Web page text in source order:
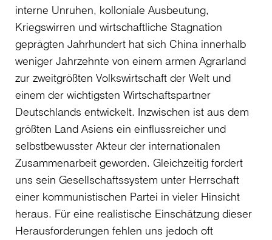
interne Unruhen, kolloniale Ausbeutung,
Kriegswirren und wirtschaftliche Stagnation
geprägten Jahrhundert hat sich China innerhalb
weniger Jahrzehnte von einem armen Agrarland
zur zweitgrößten Volkswirtschaft der Welt und
einem der wichtigsten Wirtschaftspartner
Deutschlands entwickelt. Inzwischen ist aus dem
größten Land Asiens ein einflussreicher und
selbstbewusster Akteur der internationalen
Zusammenarbeit geworden. Gleichzeitig fordert
uns sein Gesellschaftssystem unter Herrschaft
einer kommunistischen Partei in vieler Hinsicht
heraus. Für eine realistische Einschätzung dieser
Herausforderungen fehlen uns jedoch oft